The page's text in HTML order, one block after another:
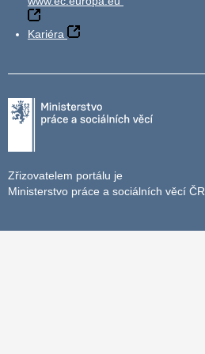
Kariéra
Zřizovatelem portálu je
Ministerstvo práce a sociálních věcí ČR